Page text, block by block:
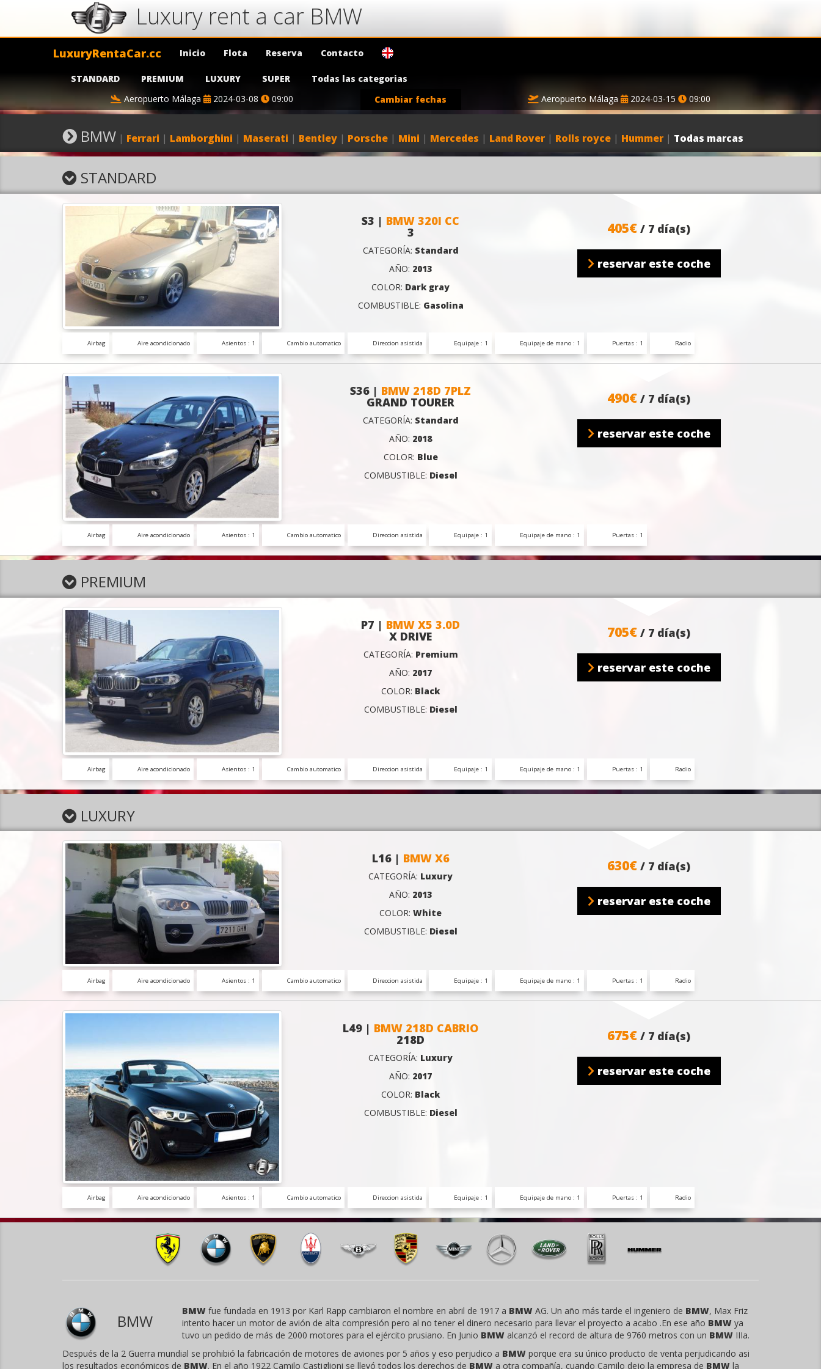
Luxury rent a car BMW
LuxuryRentaCar.cc Inicio Flota Reserva Contacto
STANDARD PREMIUM LUXURY SUPER
Todas las categorias
Aeropuerto Málaga
2024-03-08 09:00 Cambiar fechas Aeropuerto Málaga 2024-03-15 09:00
BMW | Ferrari | Lamborghini | Maserati | Bentley | Porsche | Mini | Mercedes | Land Rover | Rolls royce | Hummer | Todas marcas
STANDARD
S3 | BMW 320I CC
3
CATEGORÍA: Standard
AÑO: 2013
COLOR: Dark gray
COMBUSTIBLE: Gasolina
405€ / 7 día(s)
reservar este coche
Airbag Aire acondicionado Asientos : 1 Cambio automatico Direccion asistida Equipaje : 1 Equipaje de mano : 1 Puertas : 1 Radio
S36 | BMW 218D 7PLZ
GRAND TOURER
CATEGORÍA: Standard
AÑO: 2018
COLOR: Blue
COMBUSTIBLE: Diesel
490€ / 7 día(s)
reservar este coche
Airbag Aire acondicionado Asientos : 1 Cambio automatico Direccion asistida Equipaje : 1 Equipaje de mano : 1 Puertas : 1
PREMIUM
P7 | BMW X5 3.0D
X DRIVE
CATEGORÍA: Premium
AÑO: 2017
COLOR: Black
COMBUSTIBLE: Diesel
705€ / 7 día(s)
reservar este coche
Airbag Aire acondicionado Asientos : 1 Cambio automatico Direccion asistida Equipaje : 1 Equipaje de mano : 1 Puertas : 1 Radio
LUXURY
L16 | BMW X6
CATEGORÍA: Luxury
AÑO: 2013
COLOR: White
COMBUSTIBLE: Diesel
630€ / 7 día(s)
reservar este coche
Airbag Aire acondicionado Asientos : 1 Cambio automatico Direccion asistida Equipaje : 1 Equipaje de mano : 1 Puertas : 1 Radio
L49 | BMW 218D CABRIO
218D
CATEGORÍA: Luxury
AÑO: 2017
COLOR: Black
COMBUSTIBLE: Diesel
675€ / 7 día(s)
reservar este coche
Airbag Aire acondicionado Asientos : 1 Cambio automatico Direccion asistida Equipaje : 1 Equipaje de mano : 1 Puertas : 1 Radio
BMW
BMW fue fundada en 1913 por Karl Rapp cambiaron el nombre en abril de 1917 a BMW AG. Un año más tarde el ingeniero de BMW, Max Friz
intento hacer un motor de avión de alta compresión pero al no tener el dinero necesario para llevar el proyecto a acabo .En ese año BMW ya
tuvo un pedido de más de 2000 motores para el ejército prusiano. En Junio BMW alcanzó el record de altura de 9760 metros con un BMW IIIa.
Después de la 2 Guerra mundial se prohibió la fabricación de motores de aviones por 5 años y eso perjudico a BMW porque era su único producto de venta perjudicando asi
los resultados económicos de BMW. En el año 1922 Camilo Castiglioni se llevó todos los derechos de BMW a otra compañía, cuando Camilo dejo la empresa de BMW la